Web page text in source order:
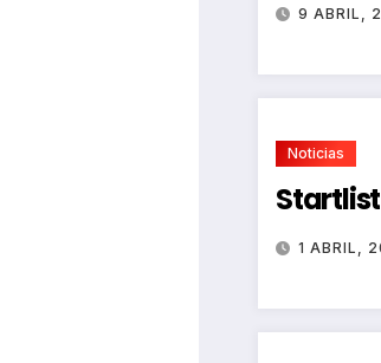
9 ABRIL,
Noticias
1 ABRIL,